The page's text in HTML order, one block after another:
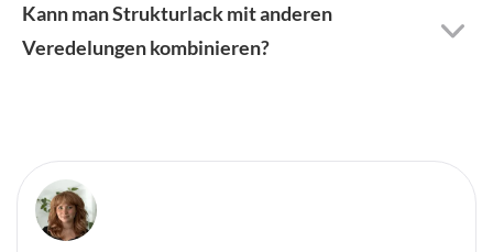
Kann man Strukturlack mit anderen
Veredelungen kombinieren?